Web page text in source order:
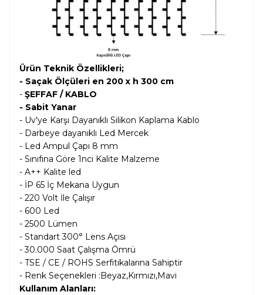
Ürün Teknik Özellikleri;
- Saçak Ölçüleri en 200 x h 300 cm
- ŞEFFAF / KABLO
- Sabit Yanar
- Uv'ye Karşı Dayanıklı Silikon Kaplama Kablo
- Darbeye dayanıklı Led Mercek
- Led Ampul Çapı 8 mm
- Sınıfına Göre 1nci Kalite Malzeme
- A++ Kalite led
- İP 65 İç Mekana Uygun
- 220 Volt İle Çalışır
- 600 Led
- 2500 Lümen
- Standart 300° Lens Açısı
- 30.000 Saat Çalışma Ömrü
- TSE / CE / ROHS Serfitikalarına Sahiptir
- Renk Seçenekleri :Beyaz,Kırmızı,Mavi
Kullanım Alanları: